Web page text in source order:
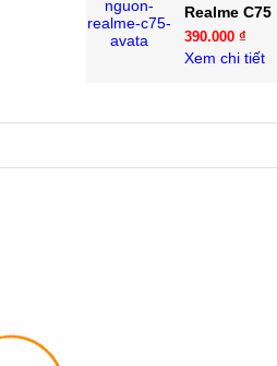
Realme C75
390.000 ₫
Xem chi tiết